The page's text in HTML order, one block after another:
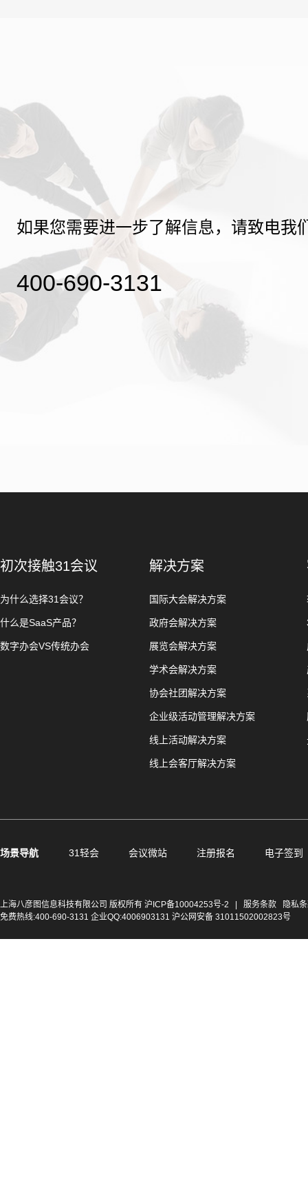
如果您需要进一步了解信息，请致电我
400-690-3131
初次接触31会议
为什么选择31会议？
什么是SaaS产品？
数字办会VS传统办会
解决方案
国际大会解决方案
政府会解决方案
展览会解决方案
学术会解决方案
协会社团解决方案
企业级活动管理解决方案
线上活动解决方案
线上会客厅解决方案
场景导航 31轻会 会议微站 注册报名 电子签到
上海八彦图信息科技有限公司 版权所有 沪ICP备10004253号-2 服务条款
隐私
免费热线:400-690-3131 企业QQ:4006903131 沪公网安备 31011502002823号